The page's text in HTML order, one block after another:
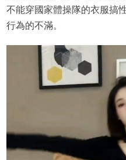
不能穿國家體操隊的衣服搞
行為的不滿。